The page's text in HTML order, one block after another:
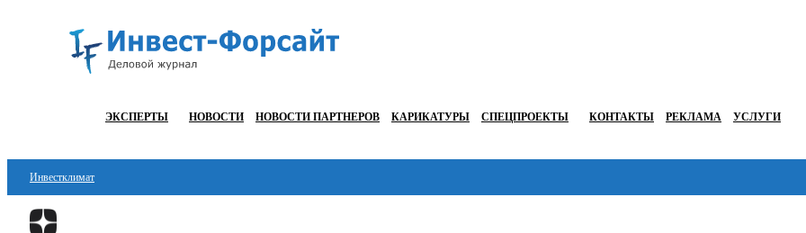
ЭКСПЕРТЫ НОВОСТИ НОВОСТИ ПАРТНЕРОВ КАРИКАТУРЫ СПЕЦПРОЕКТЫ КОНТАКТЫ РЕКЛАМА УСЛУГИ
Инвестклимат
Финансы